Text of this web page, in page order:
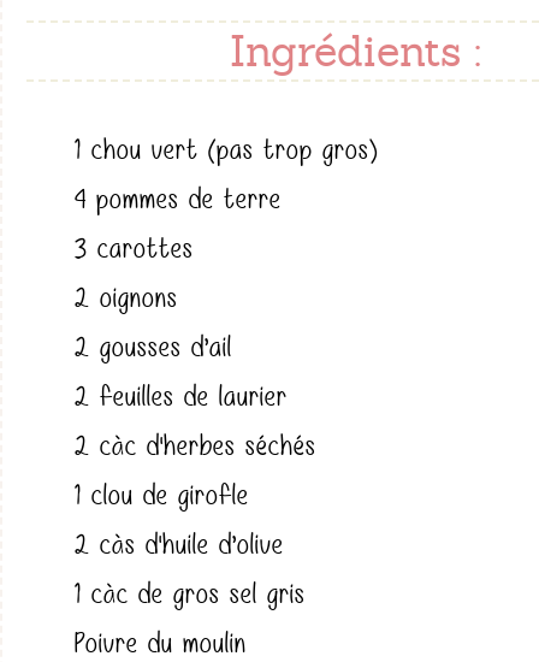
Ingrédients :
1 chou vert (pas trop gros)
4 pommes de terre
3 carottes
2 oignons
2 gousses d’ail
2 feuilles de laurier
2 càc d'herbes séchés
1 clou de girofle
2 càs d'huile d’olive
1 càc de gros sel gris
Poivre du moulin